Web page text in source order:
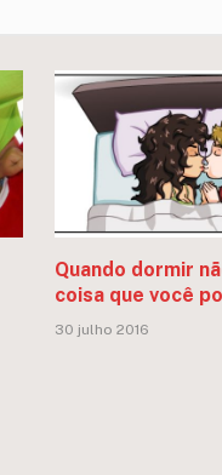
Quando dormir
coisa que você
30 julho 2016